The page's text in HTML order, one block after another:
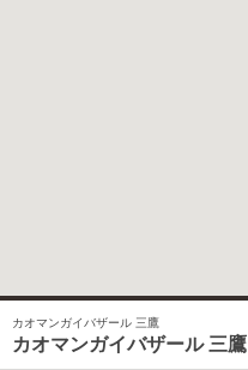
カオマンガイバザール 三鷹
カオマンガイバザール 三鷹